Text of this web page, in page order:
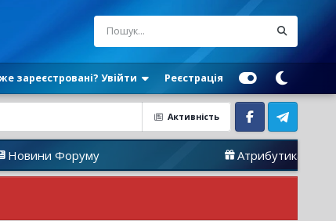
зареєстровані? Увійти Реєстрація
Активність
Facebook Telegram
Атрибутика